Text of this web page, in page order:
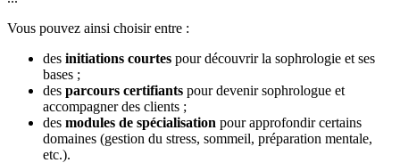
Vous pouvez ainsi choisir entre :
des initiations courtes pour découvrir la sophrologie et ses
bases ;
des parcours certifiants pour devenir sophrologue et
accompagner des clients ;
des modules de spécialisation pour approfondir certains
domaines (gestion du stress, sommeil, préparation mentale,
etc.).